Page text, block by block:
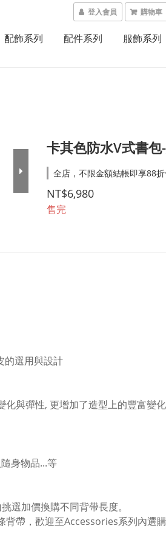
登入會員 購物車
配飾系列 配件系列 服飾系列
卡其色防水V式書包
全店，不限金額結帳即享88
NT$6,980
售完
的選用與設計
與彈性, 更增加了造型上的豐富變化
身物品...等
選加價換購不同背帶長度。
背帶，歡迎至Accessories系列內選購